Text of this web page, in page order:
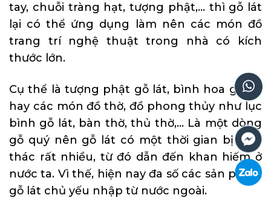
tay, chuỗi tràng hạt, tượng phật,… thì gỗ lát
lại có thể ứng dụng làm nên các món đồ
trang trí nghệ thuật trong nhà có kích
thước lớn.
Cụ thể là tượng phật gỗ lát, bình hoa gỗ lát
hay các món đồ thờ, đồ phong thủy như lục
bình gỗ lát, bàn thờ, thủ thờ,… Là một dòng
gỗ quý nên gỗ lát có một thời gian bị khai
thác rất nhiều, từ đó dẫn đến khan hiếm ở
nước ta. Vì thế, hiện nay đa số các sản phẩm
gỗ lát chủ yếu nhập từ nước ngoài.